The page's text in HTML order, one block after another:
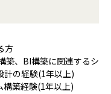
方
築、BI構築に関連するシ
計の経験(1年以上)
構築経験(1年以上)